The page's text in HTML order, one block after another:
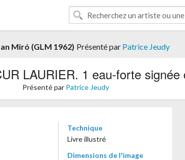
Miró (GLM 1962) Présenté par Patrice Jeudy
LAURIER. 1 eau-forte
Présenté par Patrice Jeudy
Technique
Livre illustré
Dimensions de l'image